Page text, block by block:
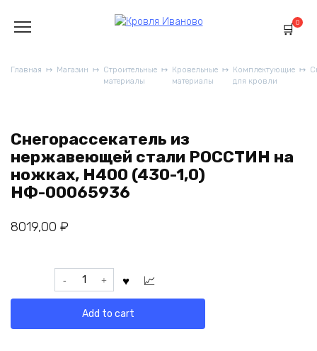
содержанию
0
Главная Магазин
Строительные
материалы
Кровельные
материалы
Комплектующие
для кровли
Снегорассекатель из
нержавеющей стали РОССТИН на
ножках, Н400 (430-1,0)
НФ-00065936
8019,00 ₽
Снегорассекатель
из
Add to cart